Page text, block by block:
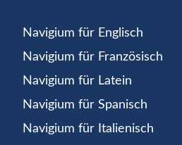
Navigium für Englisch
Navigium für Französisch
Navigium für Latein
Navigium für Spanisch
Navigium für Italienisch